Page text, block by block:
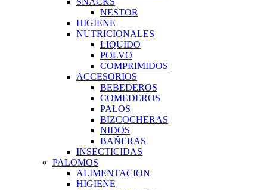
NESTOR
HIGIENE
NUTRICIONALES
LIQUIDO
POLVO
COMPRIMIDOS
ACCESORIOS
BEBEDEROS
COMEDEROS
PALOS
BIZCOCHERAS
NIDOS
BAÑERAS
INSECTICIDAS
PALOMOS
ALIMENTACION
HIGIENE